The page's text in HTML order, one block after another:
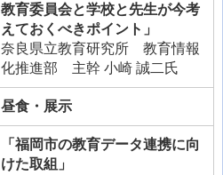
教育委員会と学校と先生が今考
えておくべきポイント」
奈良県立教育研究所 教育情報
化推進部 主幹 小崎 誠二氏
昼食・展示
「福岡市の教育データ連携に向
けた取組」